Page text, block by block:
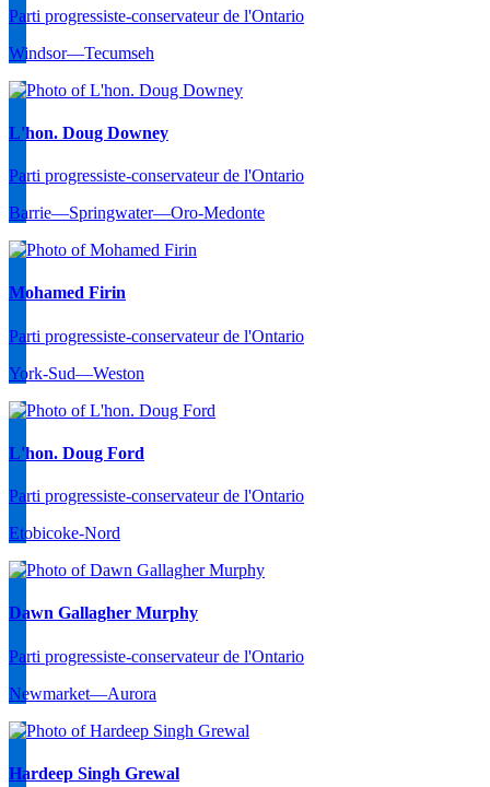
Parti progressiste-conservateur de l'Ontario
Windsor—Tecumseh
L'hon. Doug Downey
Parti progressiste-conservateur de l'Ontario
Barrie—Springwater—Oro-Medonte
Mohamed Firin
Parti progressiste-conservateur de l'Ontario
York-Sud—Weston
L'hon. Doug Ford
Parti progressiste-conservateur de l'Ontario
Etobicoke-Nord
Dawn Gallagher Murphy
Parti progressiste-conservateur de l'Ontario
Newmarket—Aurora
Hardeep Singh Grewal